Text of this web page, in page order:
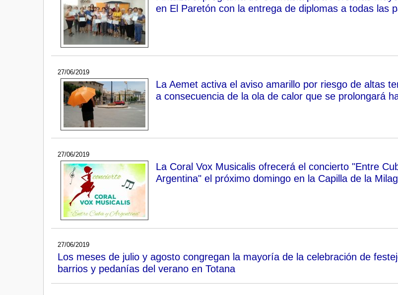
en El Paretón con la entrega de diplomas a todas las
27/06/2019
La Aemet activa el aviso amarillo por riesgo de altas
a consecuencia de la ola de calor que se prolongará
27/06/2019
La Coral Vox Musicalis ofrecerá el concierto "Entre
Argentina" el próximo domingo en la Capilla de la
27/06/2019
Los meses de julio y agosto congregan la mayoría de la celebración de
barrios y pedanías del verano en Totana